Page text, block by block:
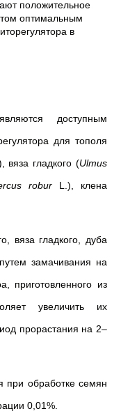
положительное
оптимальным
в
доступным
для тополя
вяза гладкого (Ulmus
robur L.), клена
вяза гладкого, дуба
замачивания на
приготовленного из
увеличить их
прорастания на 2–
при обработке семян
0,01%.